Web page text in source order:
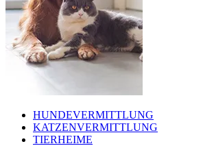
HUNDEVERMITTLUNG
KATZENVERMITTLUNG
TIERHEIME